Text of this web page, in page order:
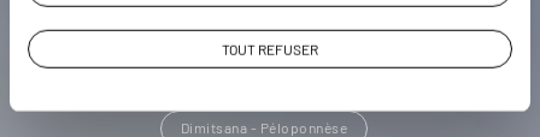
TOUT REFUSER
Golfe d'Argolide - Péloponnèse Acropole Athènes
Dimitsana - Péloponnèse